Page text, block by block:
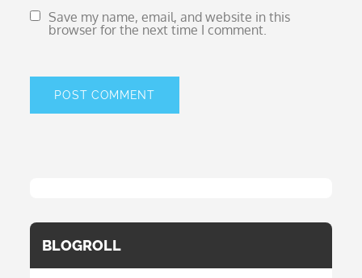
Save my name, email, and website in this
browser for the next time I comment.
BLOGROLL